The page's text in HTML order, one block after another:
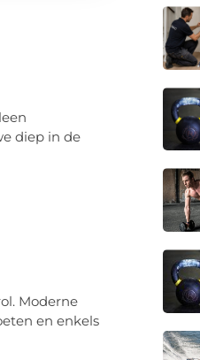
diep in de
Moderne
en enkels